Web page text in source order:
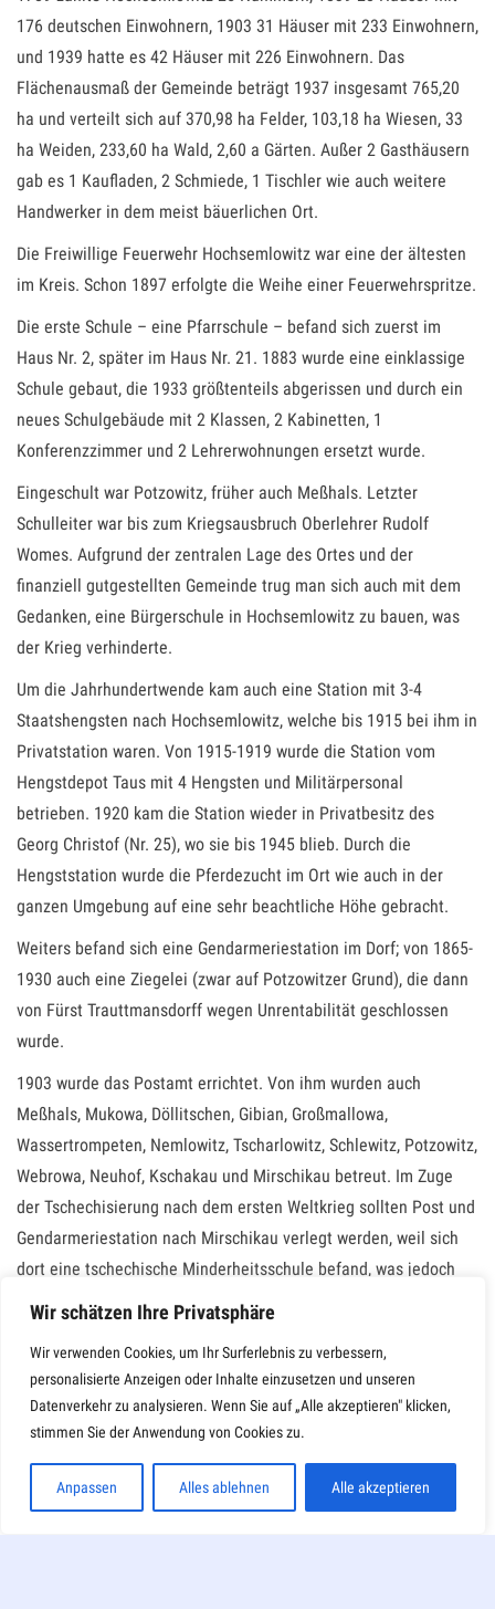
Wir schätzen Ihre Privatsphäre
Wir verwenden Cookies, um Ihr Surferlebnis zu verbessern,
personalisierte Anzeigen oder Inhalte einzusetzen und unseren
Datenverkehr zu analysieren. Wenn Sie auf „Alle akzeptieren" klicken,
stimmen Sie der Anwendung von Cookies zu.
Anpassen Alles ablehnen Alle akzeptieren
176 deutschen Einwohnern, 1903 31 Häuser mit 233 Einwohnern,
und 1939 hatte es 42 Häuser mit 226 Einwohnern. Das
Flächenausmaß der Gemeinde beträgt 1937 insgesamt 765,20
ha und verteilt sich auf 370,98 ha Felder, 103,18 ha Wiesen, 33
ha Weiden, 233,60 ha Wald, 2,60 a Gärten. Außer 2 Gasthäusern
gab es 1 Kaufladen, 2 Schmiede, 1 Tischler wie auch weitere
Handwerker in dem meist bäuerlichen Ort.
Die Freiwillige Feuerwehr Hochsemlowitz war eine der ältesten
im Kreis. Schon 1897 erfolgte die Weihe einer Feuerwehrspritze.
Die erste Schule – eine Pfarrschule – befand sich zuerst im
Haus Nr. 2, später im Haus Nr. 21. 1883 wurde eine einklassige
Schule gebaut, die 1933 größtenteils abgerissen und durch ein
neues Schulgebäude mit 2 Klassen, 2 Kabinetten, 1
Konferenzzimmer und 2 Lehrerwohnungen ersetzt wurde.
Eingeschult war Potzowitz, früher auch Meßhals. Letzter
Schulleiter war bis zum Kriegsausbruch Oberlehrer Rudolf
Womes. Aufgrund der zentralen Lage des Ortes und der
finanziell gutgestellten Gemeinde trug man sich auch mit dem
Gedanken, eine Bürgerschule in Hochsemlowitz zu bauen, was
der Krieg verhinderte.
Um die Jahrhundertwende kam auch eine Station mit 3-4
Staatshengsten nach Hochsemlowitz, welche bis 1915 bei ihm in
Privatstation waren. Von 1915-1919 wurde die Station vom
Hengstdepot Taus mit 4 Hengsten und Militärpersonal
betrieben. 1920 kam die Station wieder in Privatbesitz des
Georg Christof (Nr. 25), wo sie bis 1945 blieb. Durch die
Hengststation wurde die Pferdezucht im Ort wie auch in der
ganzen Umgebung auf eine sehr beachtliche Höhe gebracht.
Weiters befand sich eine Gendarmeriestation im Dorf; von 1865-
1930 auch eine Ziegelei (zwar auf Potzowitzer Grund), die dann
von Fürst Trauttmansdorff wegen Unrentabilität geschlossen
wurde.
1903 wurde das Postamt errichtet. Von ihm wurden auch
Meßhals, Mukowa, Döllitschen, Gibian, Großmallowa,
Wassertrompeten, Nemlowitz, Tscharlowitz, Schlewitz, Potzowitz,
Webrowa, Neuhof, Kschakau und Mirschikau betreut. Im Zuge
der Tschechisierung nach dem ersten Weltkrieg sollten Post und
Gendarmeriestation nach Mirschikau verlegt werden, weil sich
dort eine tschechische Minderheitsschule befand, was jedoch
vereitelt werden konnte. Der 1929 erfolgten Elektrifizierung
sollte 1930 ein Telefonnetz für die ganze Umgebung angefügt
werden, was durch die betreffenden Dörfer abgelehnt wurde.
Für die 12 Gefallenen des ersten Weltkrieges wurde 1921 ein
Kriegerdenkrnal errichtet. Im zweiten Weltkrieg blieben 8 Mann.
Josef Bernklau unter Mitarbeit von Georg Steinbach und Josef
Prokosch